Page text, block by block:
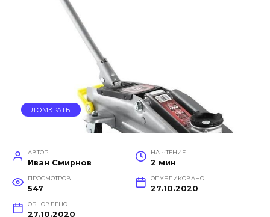
ДОМКРАТЫ
АВТОР
Иван Смирнов
НА ЧТЕНИЕ
2 мин
ПРОСМОТРОВ
547
ОПУБЛИКОВАНО
27.10.2020
ОБНОВЛЕНО
27.10.2020